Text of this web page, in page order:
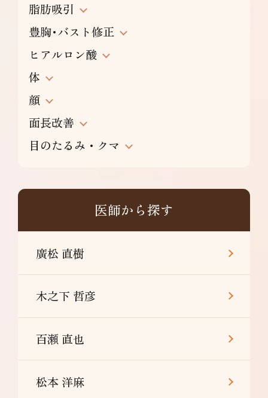
脂肪吸引
豊胸･バスト修正
ヒアルロン酸
体
顔
面長改善
目のたるみ・クマ
医師から探す
廣松 直樹
木之下 哲彦
百瀬 直也
松本 洋麻